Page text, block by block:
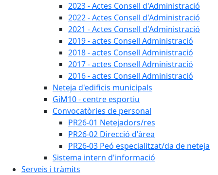
2023 - Actes Consell d'Administració
2022 - Actes Consell d'Administració
2021 - Actes Consell d'Administració
2019 - actes Consell Administració
2018 - actes Consell Administració
2017 - actes Consell Administració
2016 - actes Consell Administració
Neteja d'edificis municipals
GiM10 - centre esportiu
Convocatòries de personal
PR26-01 Netejadors/res
PR26-02 Direcció d'àrea
PR26-03 Peó especialitzat/da de neteja
Sistema intern d'informació
Serveis i tràmits